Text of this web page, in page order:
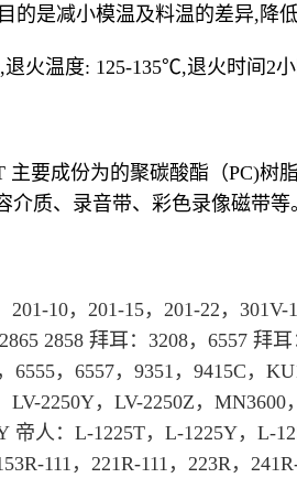
的是减小模温及料温的差异,降
火温度: 125-135℃,退火时间2
主要成份为的聚碳酸酯（PC)
质、录音带、彩色录像磁带等
10，201-15，201-22，301V-
2858 拜耳 ：3208，6557 拜耳
6555，6557，9351，9415C，
2250Y，LV-2250Z，
帝人：L-1225T，L-1225Y，L-
111，221R-111，223R，